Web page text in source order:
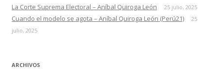
La Corte Suprema Electoral – Aníbal Quiroga León 25 julio, 2025
Cuando el modelo se agota – Aníbal Quiroga León (Perú21)
25
julio, 2025
ARCHIVOS